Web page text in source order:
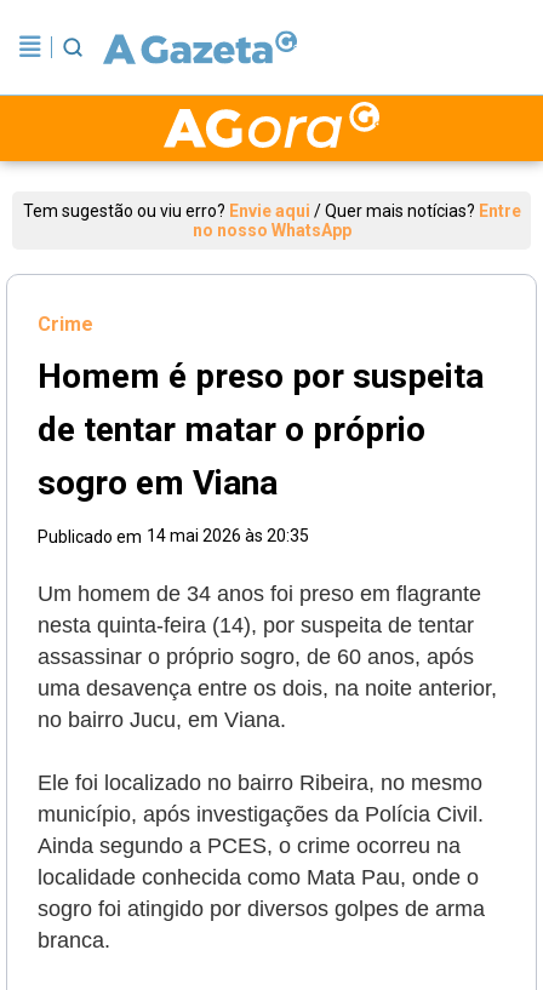
Tem sugestão ou viu erro? Envie aqui /Quer mais notícias? Entre
no nosso WhatsApp
Crime
Homem é preso por suspeita
de tentar matar o próprio
sogro em Viana
Publicado em 14 mai 2026 às 20:35
Um homem de 34 anos foi preso em flagrante
nesta quinta-feira (14), por suspeita de tentar
assassinar o próprio sogro, de 60 anos, após
uma desavença entre os dois, na noite anterior,
no bairro Jucu, em Viana.
Ele foi localizado no bairro Ribeira, no mesmo
município, após investigações da Polícia Civil.
Ainda segundo a PCES, o crime ocorreu na
localidade conhecida como Mata Pau, onde o
sogro foi atingido por diversos golpes de arma
branca.